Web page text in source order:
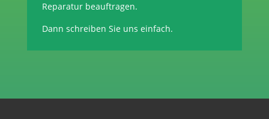
Reparatur beauftragen.
Dann schreiben Sie uns einfach.